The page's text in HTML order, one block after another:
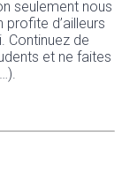
seulement nous
profite d’ailleurs
Continuez de
et ne faites